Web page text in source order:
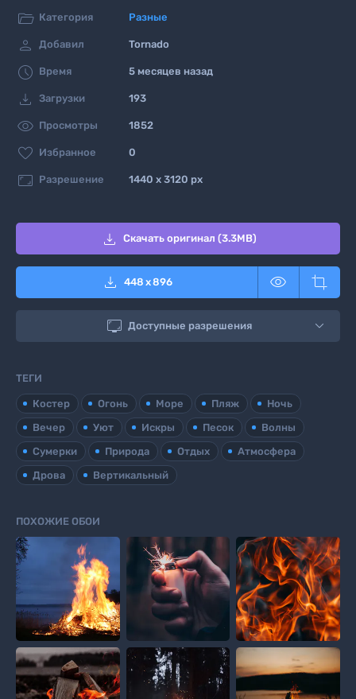
 Категория Разные
 Добавил Tornado
 Время 5 месяцев назад
 Загрузки 193
 Просмотры 1852
 Избранное 0
 Разрешение 1440 x 3120 px
 Скачать оригинал (3.3MB)
 448 x896  
 Доступные разрешения
ТЕГИ
Костер Огонь Море Пляж
Ночь
Вечер
Уют Искры Песок
Волны
Сумерки
Природа Отдых
Атмосфера
Дрова
Вертикальный
ПОХОЖИЕ ОБОИ